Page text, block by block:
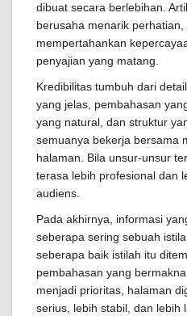
dibuat secara berlebihan.
berusaha menarik
mempertahankan
penyajian yang matang.
Kredibilitas tumbuh dari
yang jelas, pembahasan
yang natural, dan struktur
semuanya bekerja bersama
halaman. Bila unsur-unsur
terasa lebih profesional dan
audiens.
Pada akhirnya, informasi
seberapa sering sebuah
seberapa baik istilah itu
pembahasan yang
menjadi prioritas, halaman
serius, lebih stabil, dan lebih